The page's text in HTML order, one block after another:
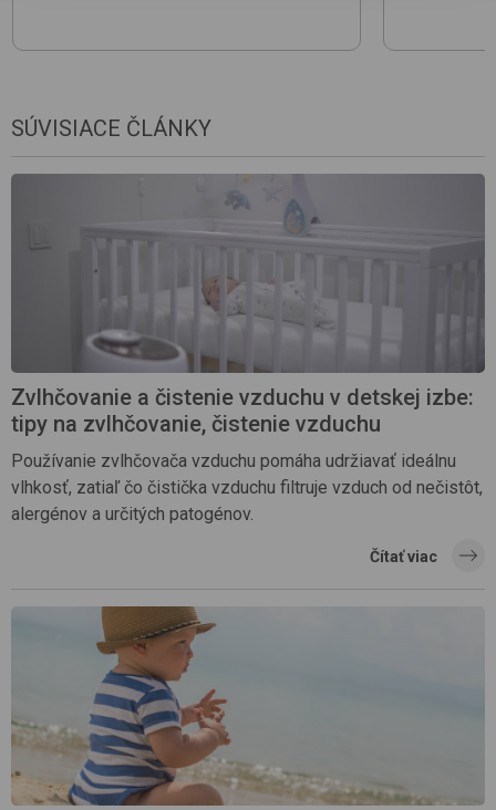
SÚVISIACE ČLÁNKY
Zvlhčovanie a čistenie vzduchu v detskej izbe:
tipy na zvlhčovanie, čistenie vzduchu
Používanie zvlhčovača vzduchu pomáha udržiavať ideálnu
vlhkosť, zatiaľ čo čistička vzduchu filtruje vzduch od nečistôt,
alergénov a určitých patogénov.
Čítať viac